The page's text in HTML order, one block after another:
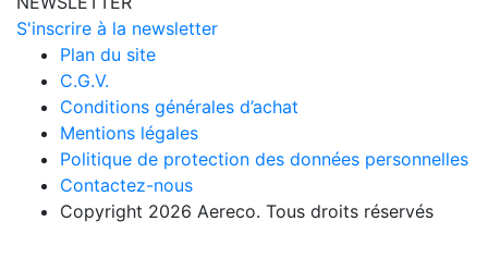
S'inscrire à la newsletter
Plan du site
C.G.V.
Conditions générales d’achat
Mentions légales
Politique de protection des données personnelles
Contactez-nous
Copyright 2026 Aereco. Tous droits réservés